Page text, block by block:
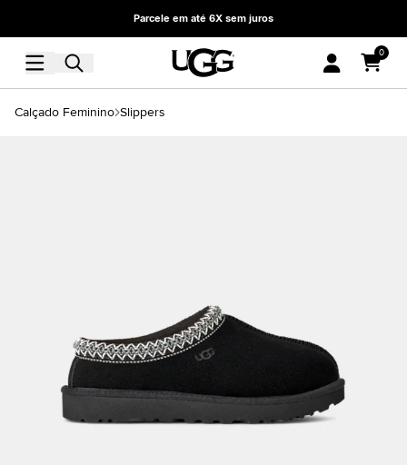
Parcele em até 6X sem juros
0
Calçado Feminino Slippers